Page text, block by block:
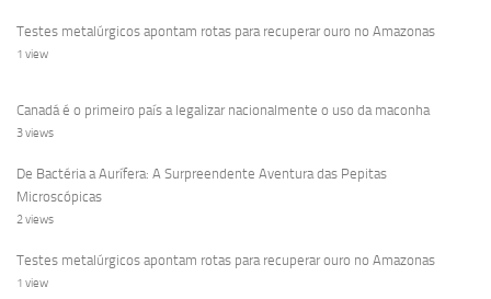
Testes metalúrgicos apontam rotas para recuperar ouro no Amazonas
1 view
Canadá é o primeiro país a legalizar nacionalmente o uso da maconha
3 views
De Bactéria a Aurífera: A Surpreendente Aventura das Pepitas
Microscópicas
2 views
Testes metalúrgicos apontam rotas para recuperar ouro no Amazonas
1 view